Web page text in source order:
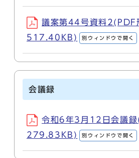
議案第44号資料2(PDF
517.40KB)
別ウィンドウで開く
会議録
令和6年3月12日会議録
279.83KB)
別ウィンドウで開く